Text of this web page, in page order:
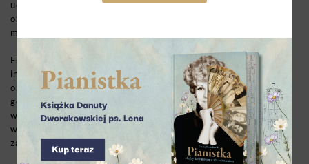
uchodźcom karty na zakupy (6 doładowań po 200 zł),
organizuje darmowe noclegi, a także wspiera tworzenie
miejsc pobytu.
Fundacja Biedronki zainwestowała ogromne środki w rozwój
infrastruktury opiekuńczej – finansuje hospicja, schroniska
oraz dzienne domy opieki, a także sprzęt na oddziałach
geriatrycznych – beneficjentem tego typu pomocy
w ostatnim roku był m.in. zakład opieki zdrowotnej
w Choroszczy, który otrzymał 650 tys. zł darowizny na
zakup sprzętu.